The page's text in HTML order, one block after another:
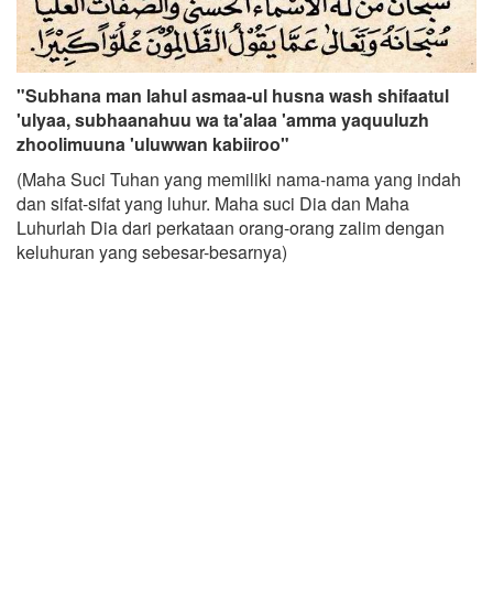
"Subhana man lahul asmaa-ul husna wash shifaatul
'ulyaa, subhaanahuu wa ta'alaa 'amma yaquuluzh
zhoolimuuna 'uluwwan kabiiroo"
(Maha Suci Tuhan yang memiliki nama-nama yang indah
dan sifat-sifat yang luhur. Maha suci Dia dan Maha
Luhurlah Dia dari perkataan orang-orang zalim dengan
keluhuran yang sebesar-besarnya)